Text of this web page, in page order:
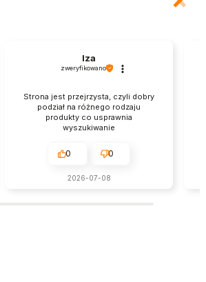
Iza
zweryfikowano
Strona jest przejrzysta, czyli dobry
podział na różnego rodzaju
produkty co usprawnia
wyszukiwanie
0 0
2026-07-08